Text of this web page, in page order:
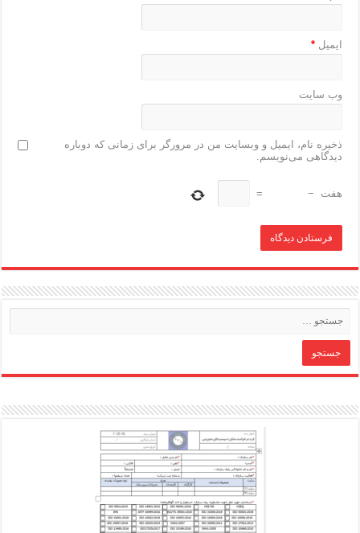
ایمیل*
وب‌ سایت
ذخیره نام، ایمیل و وبسایت من در مرورگر برای زمانی که دوباره
دیدگاهی می‌نویسم.
هفت −
=